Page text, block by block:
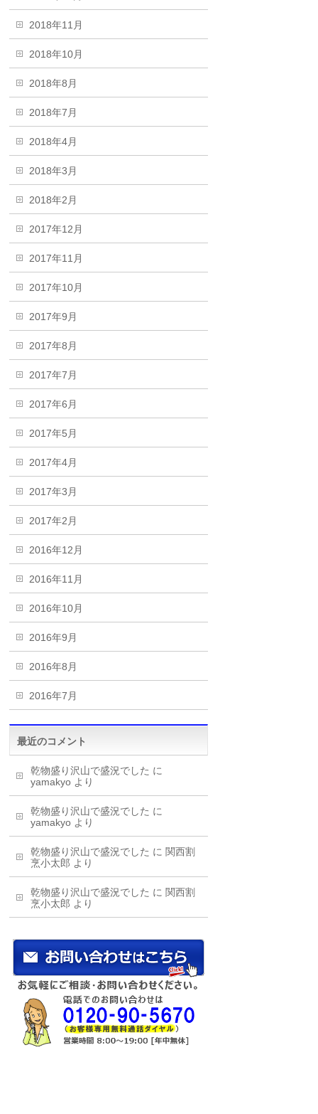
2018年11月
2018年10月
2018年8月
2018年7月
2018年4月
2018年3月
2018年2月
2017年12月
2017年11月
2017年10月
2017年9月
2017年8月
2017年7月
2017年6月
2017年5月
2017年4月
2017年3月
2017年2月
2016年12月
2016年11月
2016年10月
2016年9月
2016年8月
2016年7月
最近のコメント
乾物盛り沢山で盛況でした に
yamakyo より
乾物盛り沢山で盛況でした に
yamakyo より
乾物盛り沢山で盛況でした に 関西割
烹小太郎 より
乾物盛り沢山で盛況でした に 関西割
烹小太郎 より